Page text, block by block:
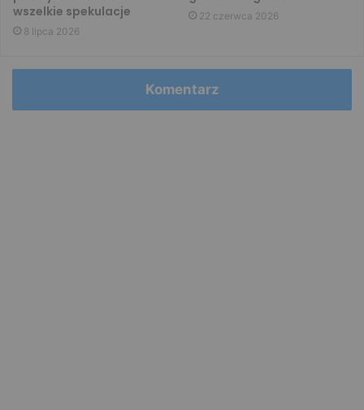
wszelkie spekulacje
8 lipca 2026
22 czerwca 2026
Komentarz